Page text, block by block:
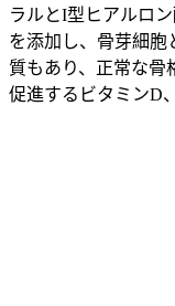
ラルとI型ヒアルロ
を添加し、骨芽細胞
質もあり、正常な骨
促進するビタミンD